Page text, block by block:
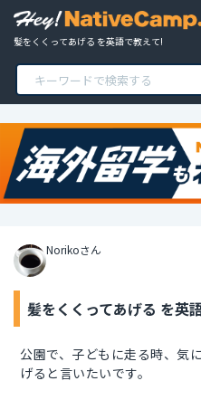
髪をくくってあげる を英語で教えて!
Norikoさん
髪をくくってあげる を英
公園で、子どもに走る時、気
げると言いたいです。